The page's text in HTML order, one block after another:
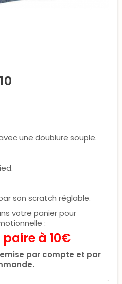
une doublure souple.
son scratch réglable.
votre panier pour
:
paire à 10€
par compte et par